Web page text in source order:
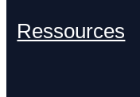
Ressources